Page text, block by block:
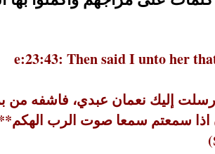
e:23:43: Then said I unto her
إليك نعمان عبدي، فاشفه من
)